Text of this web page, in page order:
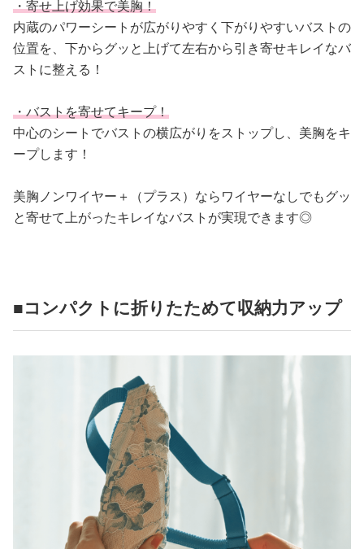
・寄せ上げ効果で美胸！
内蔵のパワーシートが広がりやすく下がりやすいバストの
位置を、下からグッと上げて左右から引き寄せキレイなバ
ストに整える！
・バストを寄せてキープ！
中心のシートでバストの横広がりをストップし、美胸をキ
ープします！
美胸ノンワイヤー＋（プラス）ならワイヤーなしでもグッ
と寄せて上がったキレイなバストが実現できます◎
■コンパクトに折りたためて収納力アップ